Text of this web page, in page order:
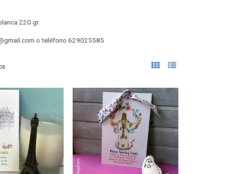
220 gr.
o teléfono 629025585